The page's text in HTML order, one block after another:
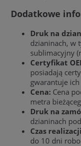
Dodatkowe
Druk na
dzianinach, w
sublimacyjny
Certyfikat
posiadają
gwarantuje
Cena: Cena
metra
Druk na
dzianinach
Czas
do 10 dni